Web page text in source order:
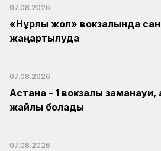
07.08.2026
«Нұрлы жол» вокзалында
жаңартылуда
07.08.2026
Астана – 1 вокзалы заманауи,
жайлы болады
07.08.2026